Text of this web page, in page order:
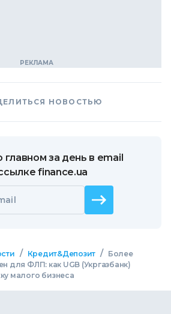
НОВОСТЬЮ
главном за день в email
finance.ua
/ Кредит&Депозит /
Более
для ФЛП: как UGB (Укргазбанк)
малого бизнеса